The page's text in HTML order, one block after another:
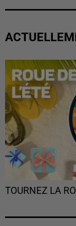
TOURNEZ LA